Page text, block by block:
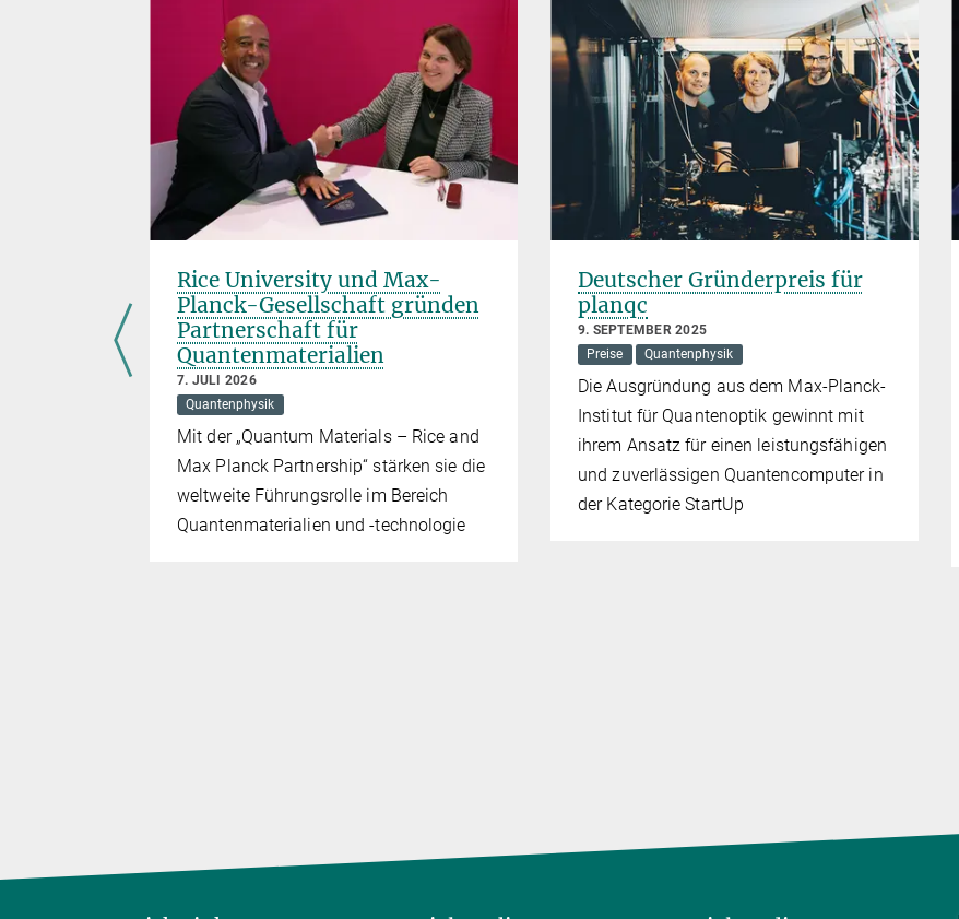
Rice University und Max-
Planck-Gesellschaft gründen
Partnerschaft für
Quantenmaterialien
7. JULI 2026
Quantenphysik
Mit der „Quantum Materials – Rice and
Max Planck Partnership“ stärken sie die
weltweite Führungsrolle im Bereich
Quantenmaterialien und -technologie
Deutscher Gründerpreis für
planqc
9. SEPTEMBER 2025
Preise
Quantenphysik
Die Ausgründung aus dem Max-Planck-
Institut für Quantenoptik gewinnt mit
ihrem Ansatz für einen leistungsfähigen
und zuverlässigen Quantencomputer in
der Kategorie StartUp